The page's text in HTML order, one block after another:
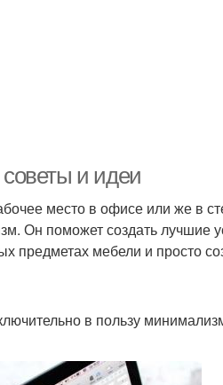
и идеи
место в офисе или же в
Он поможет создать лучшие
предметах мебели и просто
в пользу